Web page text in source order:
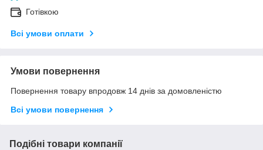
Готівкою
Всі умови оплати
Умови повернення
Повернення товару впродовж 14 днів за домовленістю
Всі умови повернення
Подібні товари компанії